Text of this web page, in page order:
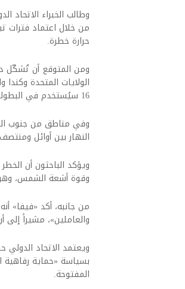
وطالب الخبراء الاتحاد
من خلال اعتماد فترات
حرارة خطرة.
ومن المتوقع أن تُشكّل
16 سيُستخدم في البطولة قد تتجاوز فيها درجات الحرارة المستويات الآمنة.
وفي مناطق من جنوب
النهار بين أوائل ومنتصف
ويؤكد الباحثون أن
وقوة أشعة الشمس، وهو
من جانبه، أكد «فيفا»
والعاملين»، مشيراً
بسياسة «حماية رفاهية
المفتوحة.